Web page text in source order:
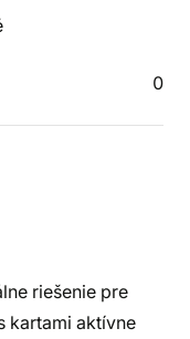
0
riešenie pre
kartami aktívne